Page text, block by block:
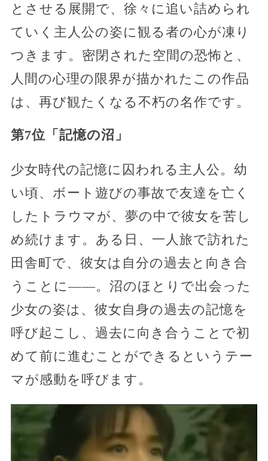
とさせる展開で、徐々に追い詰められ
ていく主人公の姿に観る者の心が凍り
つきます。密閉された空間の恐怖と、
人間の心理の限界が描かれたこの作品
は、再び観たくなる不朽の名作です。
第7位「記憶の沼」
少女時代の記憶に囚われる主人公。幼
い頃、ボート遊びの事故で友達を亡く
したトラウマが、夢の中で彼女を苦し
め続けます。ある日、一人旅で訪れた
田舎町で、彼女は自分の過去と向き合
うことに――。沼のほとりで出会った
少女の姿は、彼女自身の過去の記憶を
呼び起こし、過去に向き合うことで初
めて前に進むことができるというテー
マが感動を呼びます。